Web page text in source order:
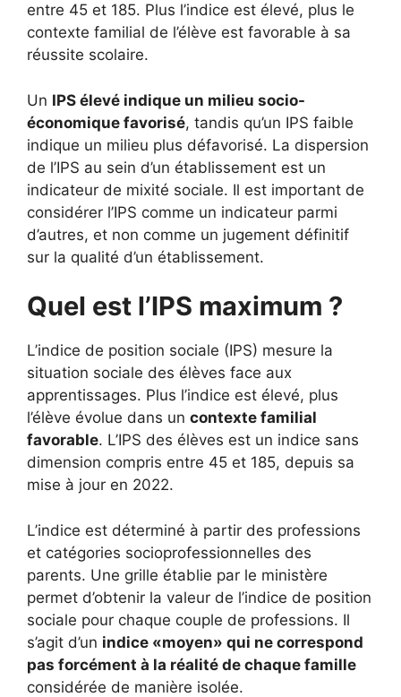
entre 45 et 185. Plus l’indice est élevé, plus le
contexte familial de l’élève est favorable à sa
réussite scolaire.
Un IPS élevé indique un milieu socio-
économique favorisé, tandis qu’un IPS faible
indique un milieu plus défavorisé. La dispersion
de l’IPS au sein d’un établissement est un
indicateur de mixité sociale. Il est important de
considérer l’IPS comme un indicateur parmi
d’autres, et non comme un jugement définitif
sur la qualité d’un établissement.
Quel est l’IPS maximum ?
L’indice de position sociale (IPS) mesure la
situation sociale des élèves face aux
apprentissages. Plus l’indice est élevé, plus
l’élève évolue dans un contexte familial
favorable. L’IPS des élèves est un indice sans
dimension compris entre 45 et 185, depuis sa
mise à jour en 2022.
L’indice est déterminé à partir des professions
et catégories socioprofessionnelles des
parents. Une grille établie par le ministère
permet d’obtenir la valeur de l’indice de position
sociale pour chaque couple de professions. Il
s’agit d’un indice «moyen» qui ne correspond
pas forcément à la réalité de chaque famille
considérée de manière isolée.